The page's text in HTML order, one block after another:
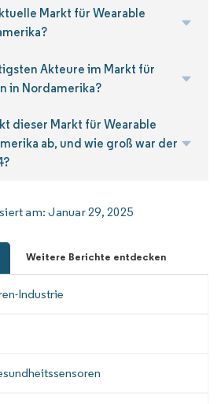
Markt für Wearable
Akteure im Markt für
in Nordamerika?
dieser Markt für Wearable
ab, und wie groß war der
am:Januar 29, 2025
Weitere Berichte entdecken
Industrie